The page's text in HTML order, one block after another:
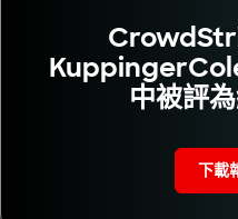
中被評
下載